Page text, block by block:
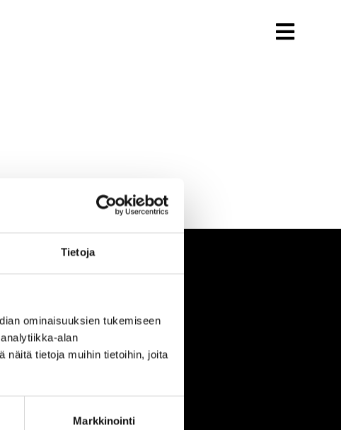
Tietoja
ominaisuuksien tukemiseen
alan
näitä tietoja muihin tietoihin, joita
Markkinointi